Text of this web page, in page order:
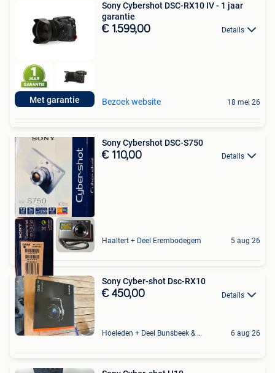
Met garantie
Sony Cybershot DSC-RX10 IV - 1 jaar
garantie
€ 1.599,00 Details
Bezoek website 18 mei 26
Sony Cybershot DSC-S750
€ 110,00 Details
Haaltert + Deel Erembodegem 5 aug 26
Sony Cyber-shot Dsc-RX10
€ 450,00 Details
Hoeleden + Deel Bunsbeek & Sint-Magriete-Houtem 6 aug 26